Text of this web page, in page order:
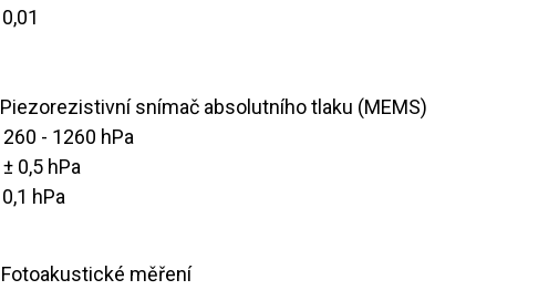
​​​0,01
​​​Piezorezistivní snímač absolutního tlaku (MEMS)
​​260 - 1260 hPa
​± 0,5 hPa
​0,1 hPa
​​Fotoakustické měření